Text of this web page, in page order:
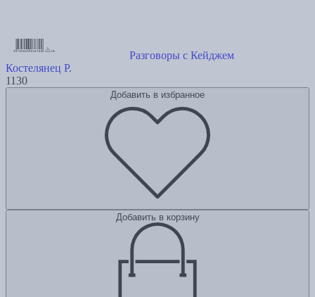
Разговоры с Кейджем
Костелянец Р.
1130
Добавить в избранное
Добавить в корзину